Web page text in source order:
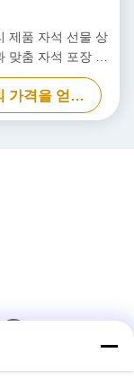
제품 자석 선물 상
맞춤 자석 포장 상
자
최고의 가격을 얻으십시오